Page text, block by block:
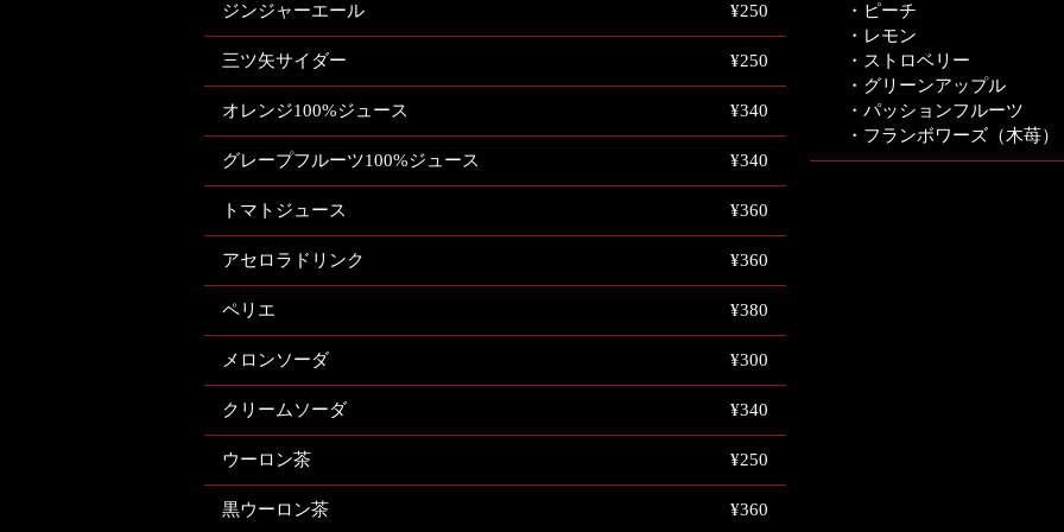
ジンジャーエール ¥250
三ツ矢サイダー ¥250
オレンジ100%ジュース ¥340
グレープフルーツ100%ジュース ¥340
トマトジュース ¥360
アセロラドリンク ¥360
ペリエ ¥380
メロンソーダ ¥300
クリームソーダ ¥340
ウーロン茶 ¥250
黒ウーロン茶 ¥360
・ピーチ
・レモン
・ストロベリー
・グリーンアップル
・パッションフルーツ
・フランボワーズ（木苺）